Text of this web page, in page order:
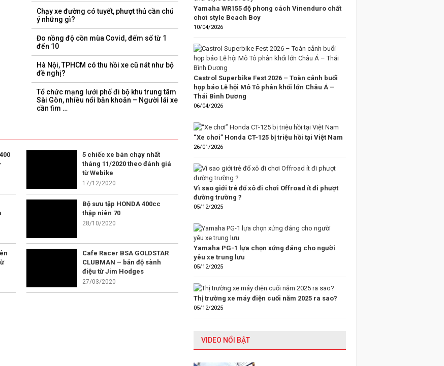
Chạy xe đường có tuyết, phượt thủ cần chú
ý những gì?
Đo nồng độ cồn mùa Covid, đếm số từ 1
đến 10
Hà Nội, TPHCM có thu hồi xe cũ nát như bộ
đề nghị?
Tổ chức mạng lưới phố đi bộ khu trung tâm
Sài Gòn, nhiều nổi băn khoăn – Người lái xe
cần tìm …
5 chiếc xe bán chạy nhất
tháng 11/2020 theo đánh giá
từ Webike
17/12/2020
Bộ sưu tập HONDA 400cc
thập niên 70
28/10/2020
Cafe Racer BSA GOLDSTAR
CLUBMAN – bản độ sành
điệu từ Jim Hodges
27/03/2020
Yamaha WR155 độ phong cách Vinenduro chất
chơi style Beach Boy
10/04/2026
Castrol Superbike Fest 2026 – Toàn cảnh buổi
họp báo Lễ hội Mô Tô phân khối lớn Châu Á –
Thái Bình Dương
06/04/2026
“Xe chơi” Honda CT-125 bị triệu hồi tại Việt Nam
26/01/2026
Vì sao giới trẻ đổ xô đi chơi Offroad ít đi phượt
đường trường ?
05/12/2025
Yamaha PG-1 lựa chọn xứng đáng cho người
yêu xe trung lưu
05/12/2025
Thị trường xe máy điện cuối năm 2025 ra sao?
05/12/2025
VIDEO NỔI BẬT